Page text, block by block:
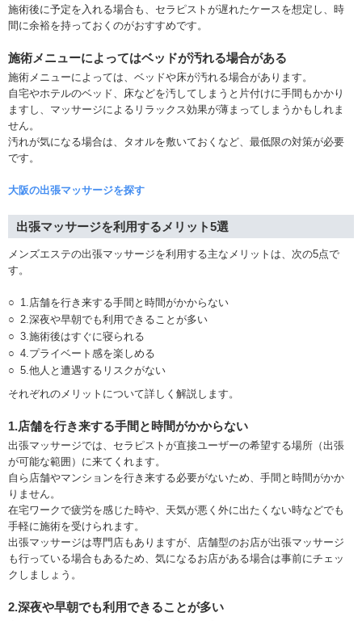
施術後に予定を入れる場合も、セラピストが遅れたケースを想定し、時
間に余裕を持っておくのがおすすめです。
施術メニューによってはベッドが汚れる場合がある
施術メニューによっては、ベッドや床が汚れる場合があります。
自宅やホテルのベッド、床などを汚してしまうと片付けに手間もかかり
ますし、マッサージによるリラックス効果が薄まってしまうかもしれま
せん。
汚れが気になる場合は、タオルを敷いておくなど、最低限の対策が必要
です。
大阪の出張マッサージを探す
出張マッサージを利用するメリット5選
メンズエステの出張マッサージを利用する主なメリットは、次の5点で
す。
1.店舗を行き来する手間と時間がかからない
2.深夜や早朝でも利用できることが多い
3.施術後はすぐに寝られる
4.プライベート感を楽しめる
5.他人と遭遇するリスクがない
それぞれのメリットについて詳しく解説します。
1.店舗を行き来する手間と時間がかからない
出張マッサージでは、セラピストが直接ユーザーの希望する場所（出張
が可能な範囲）に来てくれます。
自ら店舗やマンションを行き来する必要がないため、手間と時間がかか
りません。
在宅ワークで疲労を感じた時や、天気が悪く外に出たくない時などでも
手軽に施術を受けられます。
出張マッサージは専門店もありますが、店舗型のお店が出張マッサージ
も行っている場合もあるため、気になるお店がある場合は事前にチェッ
クしましょう。
2.深夜や早朝でも利用できることが多い